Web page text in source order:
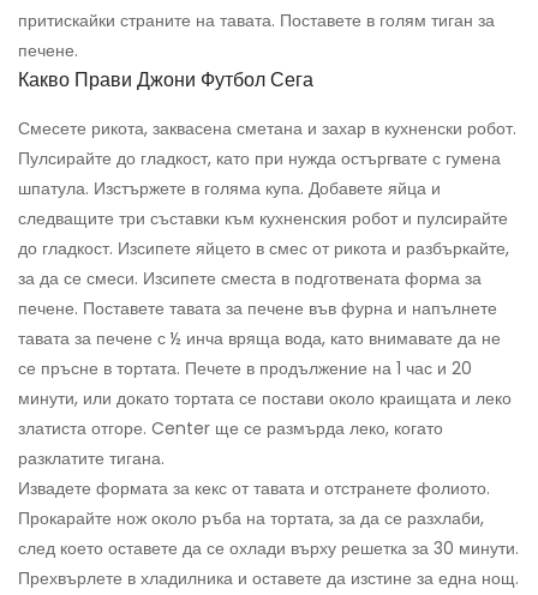
притискайки страните на тавата. Поставете в голям тиган за
печене.
Какво Прави Джони Футбол Сега
Смесете рикота, заквасена сметана и захар в кухненски робот.
Пулсирайте до гладкост, като при нужда остъргвате с гумена
шпатула. Изстържете в голяма купа. Добавете яйца и
следващите три съставки към кухненския робот и пулсирайте
до гладкост. Изсипете яйцето в смес от рикота и разбъркайте,
за да се смеси. Изсипете сместа в подготвената форма за
печене. Поставете тавата за печене във фурна и напълнете
тавата за печене с ½ инча вряща вода, като внимавате да не
се пръсне в тортата. Печете в продължение на 1 час и 20
минути, или докато тортата се постави около краищата и леко
златиста отгоре. Center ще се размърда леко, когато
разклатите тигана.
Извадете формата за кекс от тавата и отстранете фолиото.
Прокарайте нож около ръба на тортата, за да се разхлаби,
след което оставете да се охлади върху решетка за 30 минути.
Прехвърлете в хладилника и оставете да изстине за една нощ.